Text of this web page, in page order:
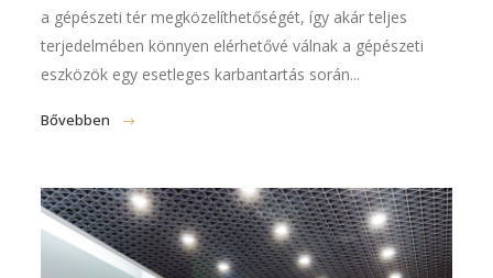
a gépészeti tér megközelíthetőségét, így akár teljes
terjedelmében könnyen elérhetővé válnak a gépészeti
eszközök egy esetleges karbantartás során...
Bővebben